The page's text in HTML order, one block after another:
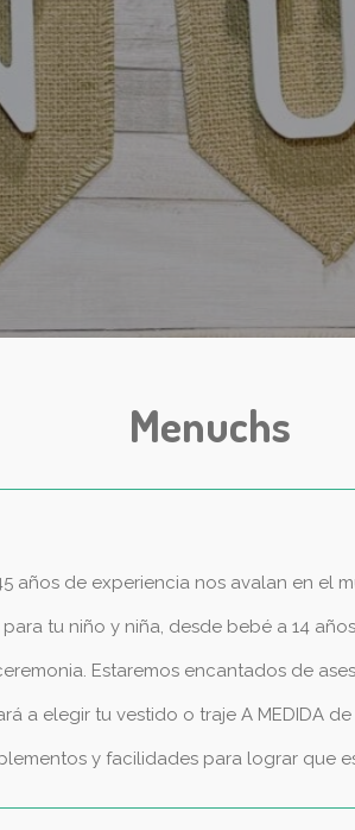
Menuchs
años de experiencia nos avalan en el
tu niño y niña, desde bebé a 14
Estaremos encantados de
a elegir tu vestido o traje A MEDIDA
y facilidades para lograr que